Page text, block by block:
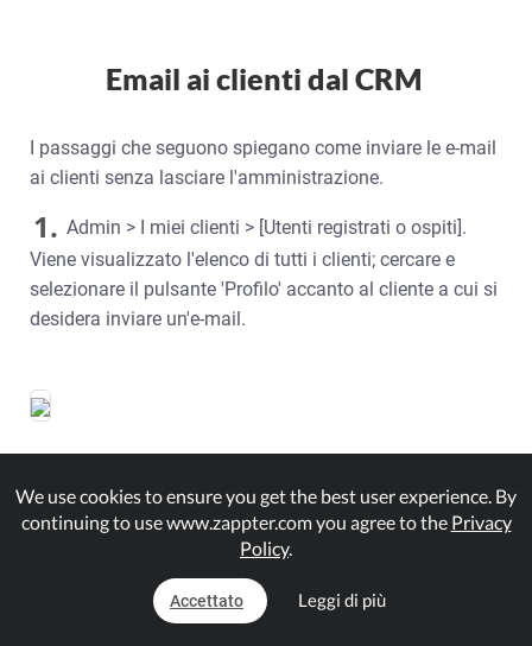
Email ai clienti dal CRM
I passaggi che seguono spiegano come inviare le e-mail
ai clienti senza lasciare l'amministrazione.
1. Admin > I miei clienti > [Utenti registrati o ospiti].
Viene visualizzato l'elenco di tutti i clienti; cercare e
selezionare il pulsante 'Profilo' accanto al cliente a cui si
desidera inviare un'e-mail.
2. Selezionare Messaggi. Verrà visualizzato l'elenco
dei messaggi comunicati in precedenza, se presenti.
Fare quindi clic su 'Nuova e-mail' per scrivere l'e-mail al
We use cookies to ensure you get the best user experience. By
continuing to use www.zappter.com you agree to the Privacy
Policy.
Accettato Leggi di più